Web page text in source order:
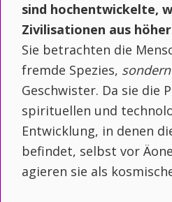
sind hochentwickelte,
Zivilisationen aus
Sie betrachten die
fremde Spezies, sondern
Geschwister. Da sie die
spirituellen und
Entwicklung, in denen
befindet, selbst vor
agieren sie als